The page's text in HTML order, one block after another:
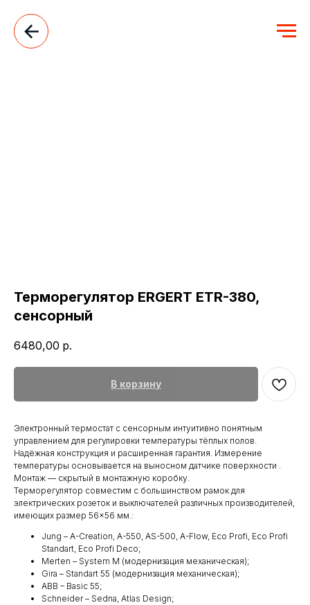
Терморегулятор ERGERT ETR-380,
сенсорный
6480,00 р.
В корзину
Электронный термостат с сенсорным интуитивно понятным
управлением для регулировки температуры тёплых полов.
Надёжная конструкция и расширенная гарантия. Измерение
температуры основывается на выносном датчике поверхности .
Монтаж — скрытый в монтажную коробку.
Терморегулятор совместим с большинством рамок для
электрических розеток и выключателей различных производителей,
имеющих размер 56×56 мм.:
Jung – A-Creation, A-550, AS-500, A-Flow, Eco Profi, Eco Profi
Standart, Eco Profi Deco;
Merten – System M (модернизация механическая);
Gira – Standart 55 (модернизация механическая);
ABB – Basic 55;
Schneider – Sedna, Atlas Design;